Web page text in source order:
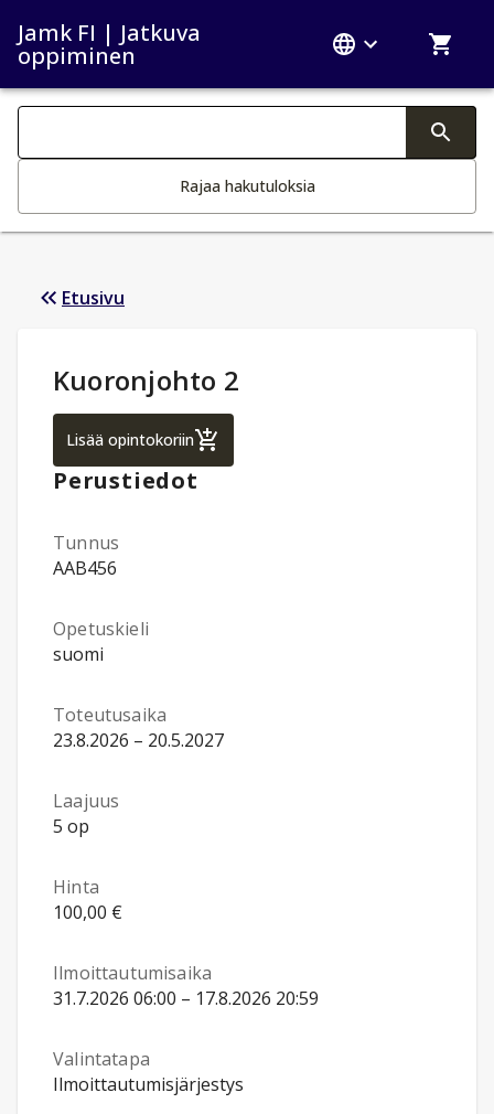
Jamk FI | Jatkuva
oppiminen
Haku kategoriat
Rajaa hakutuloksia
Etusivu
Opintotiedot :
Kuoronjohto 2
Lisää opintokoriinKuoronjohto 2
Perustiedot
Tunnus
AAB456
Opetuskieli
suomi
Toteutusaika
23.8.2026 – 20.5.2027
Laajuus
5 op
Hinta
100,00 €
Ilmoittautumisaika
31.7.2026 06:00 – 17.8.2026 20:59
Valintatapa
Ilmoittautumisjärjestys